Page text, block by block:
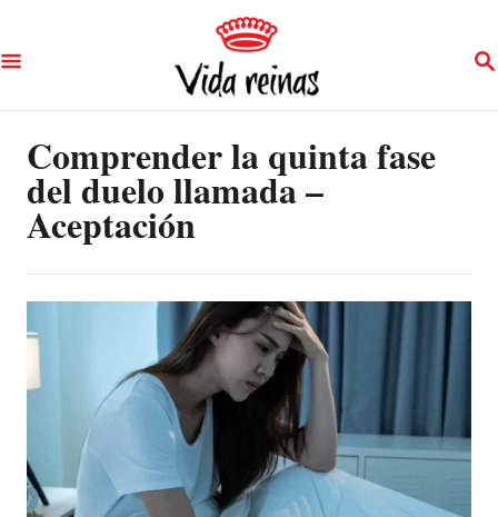
k
i
S
Comprender la quinta fase
del duelo llamada –
Aceptación